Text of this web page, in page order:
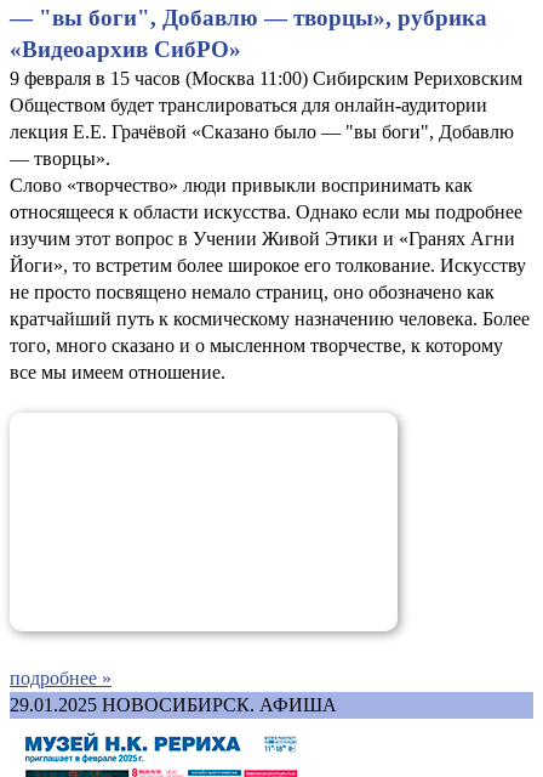
— "вы боги", Добавлю — творцы», рубрика
«Видеоархив СибРО»
9 февраля в 15 часов (Москва 11:00) Сибирским Рериховским
Обществом будет транслироваться для онлайн-аудитории
лекция Е.Е. Грачёвой «Сказано было — "вы боги", Добавлю
— творцы».
Слово «творчество» люди привыкли воспринимать как
относящееся к области искусства. Однако если мы подробнее
изучим этот вопрос в Учении Живой Этики и «Гранях Агни
Йоги», то встретим более широкое его толкование. Искусству
не просто посвящено немало страниц, оно обозначено как
кратчайший путь к космическому назначению человека. Более
того, много сказано и о мысленном творчестве, к которому
все мы имеем отношение.
подробнее »
29.01.2025 НОВОСИБИРСК. АФИША